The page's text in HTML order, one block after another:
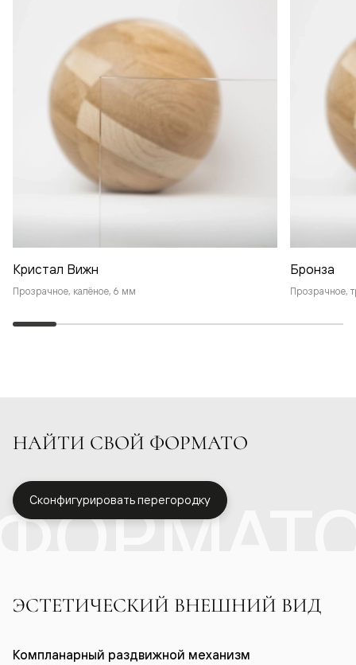
Кристал Вижн
Прозрачное, калёное, 6 мм
Бронза
Прозрачное,
НАЙТИ СВОЙ ФОРМАТО
Сконфигурировать перегородку
ЭСТЕТИЧЕСКИЙ ВНЕШНИЙ ВИД
Компланарный раздвижной механизм